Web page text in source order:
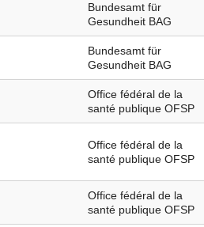
Bundesamt für
Gesundheit BAG
Bundesamt für
Gesundheit BAG
Office fédéral de la
santé publique OFSP
Office fédéral de la
santé publique OFSP
Office fédéral de la
santé publique OFSP